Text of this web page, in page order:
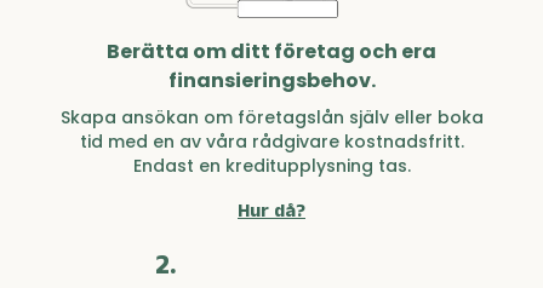
Berätta om ditt företag och era
finansieringsbehov.
Skapa ansökan om företagslån själv eller boka
tid med en av våra rådgivare kostnadsfritt.
Endast en kreditupplysning tas.
Hur då?
2.